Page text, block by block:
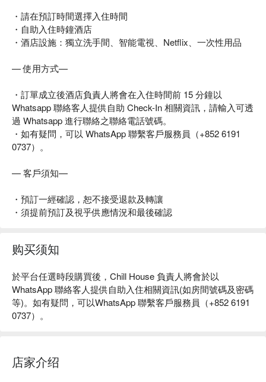
・請在預訂時間選擇入住時間
・自助入住時鐘酒店
・酒店設施：獨立洗手間、智能電視、Netflix、一次性用品
— 使用方式—
・訂單成立後酒店負責人將會在入住時間前 15 分鐘以
Whatsapp 聯絡客人提供自助 Check-In 相關資訊，請輸入可透
過 Whatsapp 進行聯絡之聯絡電話號碼。
・如有疑問，可以 WhatsApp 聯繫客戶服務員（+852 6191
0737）。
— 客戶須知—
・預訂一經確認，恕不接受退款及轉讓
・須提前預訂及視乎供應情況和最後確認
购买须知
於平台任選時段購買後， Chill House 負責人將會於以
WhatsApp聯絡客人提供自助入住相關資訊(如房間號碼及密碼
等)。如有疑問，可以WhatsApp聯繫客戶服務員（+852 6191
0737）。
店家介绍